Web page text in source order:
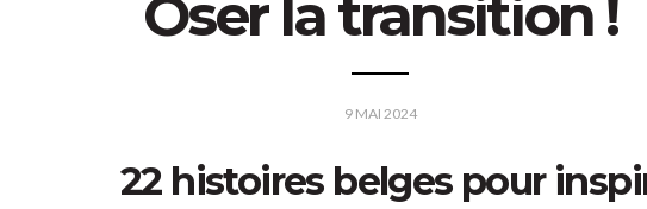
Oser la transition !
9 MAI 2024
22 histoires belges pour